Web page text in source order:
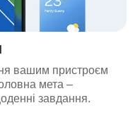
вашим пристроєм
мета –
завдання.